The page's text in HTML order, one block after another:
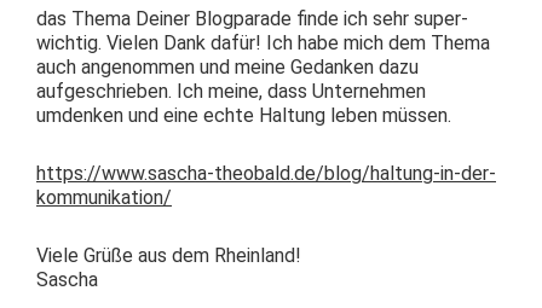
das The­ma Dein­er Blog­pa­rade finde ich sehr super-
wichtig. Vie­len Dank dafür! Ich habe mich dem The­ma
auch angenom­men und meine Gedanken dazu
aufgeschrieben. Ich meine, dass Unternehmen
umdenken und eine echte Hal­tung leben müssen.
https://www.sascha-theobald.de/blog/haltung-in-der-
kommunikation/
Viele Grüße aus dem Rheinland!
Sascha